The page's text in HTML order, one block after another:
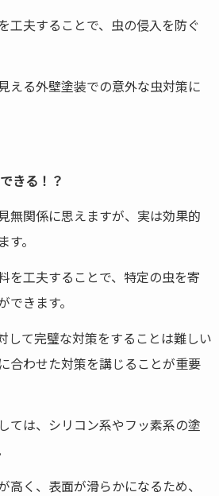
工夫することで、虫の侵入を防ぐ
える外壁塗装での意外な虫対策に
きる！？
無関係に思えますが、実は効果的
。
を工夫することで、特定の虫を寄
きます。
して完璧な対策をすることは難しい
合わせた対策を講じることが重要
ては、シリコン系やフッ素系の塗
高く、表面が滑らかになるため、